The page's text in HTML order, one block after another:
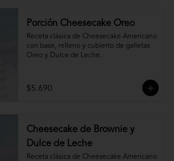
Porción Cheesecake Oreo
Receta clásica de Cheesecake Americano
con base, relleno y cubierto de galletas
Oreo y Dulce de Leche.
$5.690
Cheesecake de Brownie y
Dulce de Leche
Receta clásica de Cheesecake Americano